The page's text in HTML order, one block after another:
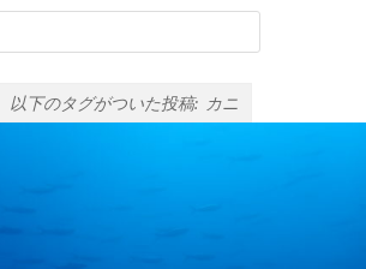
以下のタグがついた投稿: カニ